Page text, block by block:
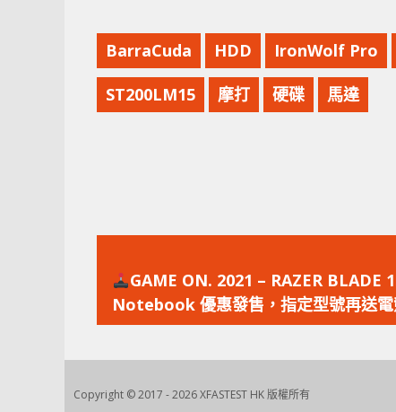
BarraCuda HDD IronWolf Pro
ST200LM15 摩打 硬碟 馬達
一
篇
文
GAME ON. 2021 – RAZER BLADE
Notebook 優惠發售，指定型號再送電
Copyright © 2017 - 2026 XFASTEST HK 版權所有